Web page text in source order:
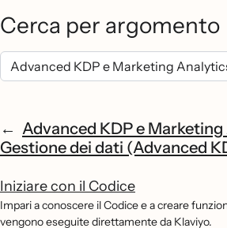
Cerca per argomento
Advanced KDP e
Gestione dei dati (Advanced
Iniziare con il Codice
Impari a conoscere il Codice e a creare
vengono eseguite direttamente da Klaviyo.